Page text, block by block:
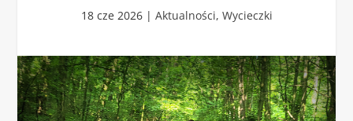
18 cze 2026| Aktualności, Wycieczki